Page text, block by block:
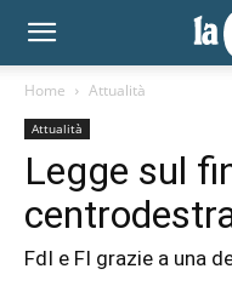
Home Attualità
Attualità
Legge sul
FdI e FI grazie a una